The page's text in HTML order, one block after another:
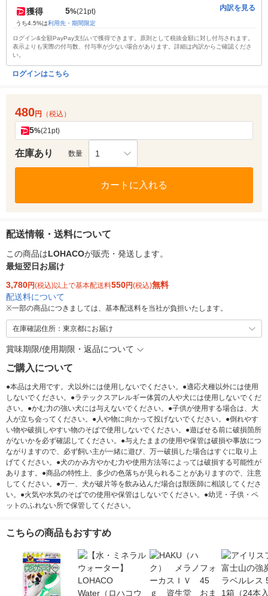
獲得 5%(21pt)
うち4.5%は利用先・期間限定
内訳を見る
ログイン&全額PayPay支払いで獲得できます。原則として税抜金額に対し付与されます。
表示よりも実際の付与数、付与率が少ない場合があります。詳細は内訳からご確認くださ
い。
ログインはこちら
480円 （税込）
5%(21pt)
在庫あり 数量 1
カートに入れる
配送情報・送料について
この商品はLOHACOが販売・発送します。
最短翌日お届け
3,780円(税込)以上で基本配送料550円(税込)無料
配送料について
※一部の商品につきましては、基本配送料を当社が負担いたします。
在庫確認住所：東京都にお届け
賞味期限/使用期限・返品について
ご購入について
●本品は犬用です。犬以外には使用しないでください。●適応犬種以外には使用
しないでください。●ラテックスアレルギー体質の人や犬には使用しないでくだ
さい。●かむ力の強い犬には与えないでください。●子供が使用する場合は、大
人が立ち会ってください。●人や物に向かって投げないでください。●倒れやす
い物や破損しやすい物のそばで使用しないでください。●遊ばせる前に破損箇所
がないかを必ず確認してください。●与えたままの使用や保管は破損や事故につ
ながりますので、必ず飼い主が一緒に遊び、万一破損した場合はすぐに取り上
げてください。●犬のかみ方やかむ力や使用方法等によっては破損する可能性が
あります。●商品の特性上、多少の色落ちが見られることがありますので、注意
してください。●万一、犬が破片等を飲み込んだ場合は獣医師に相談してくださ
い。●火気や水気のそばでの使用や保管はしないでください。●幼児・子供・ペ
ットのふれない所で保管してください。
こちらの商品もおすすめ